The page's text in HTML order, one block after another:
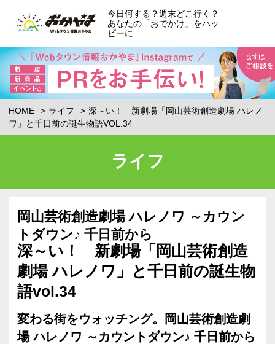
今日何する？週末どこ行く？
あなたの「おでかけ」をハッ
ピーに
HOME ライフ
深～い！ 新劇場「岡山芸術創造劇場 ハレノ
ワ」と千日前の誕生物語VOL.34
ライフ
岡山芸術創造劇場 ハレノワ ～カウン
トダウン♪ 千日前から
深～い！ 新劇場「岡山芸術創造
劇場 ハレノワ」と千日前の誕生物
語vol.34
変わる街をウォッチング。岡山芸術創造劇
場 ハレノワ ～カウントダウン♪ 千日前から